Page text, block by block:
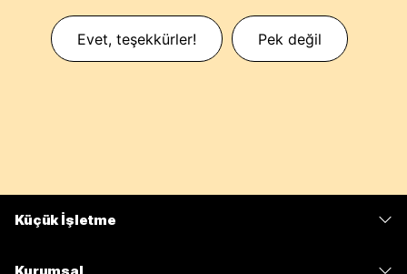
Evet, teşekkürler! Pek değil
Küçük İşletme
Kurumsal